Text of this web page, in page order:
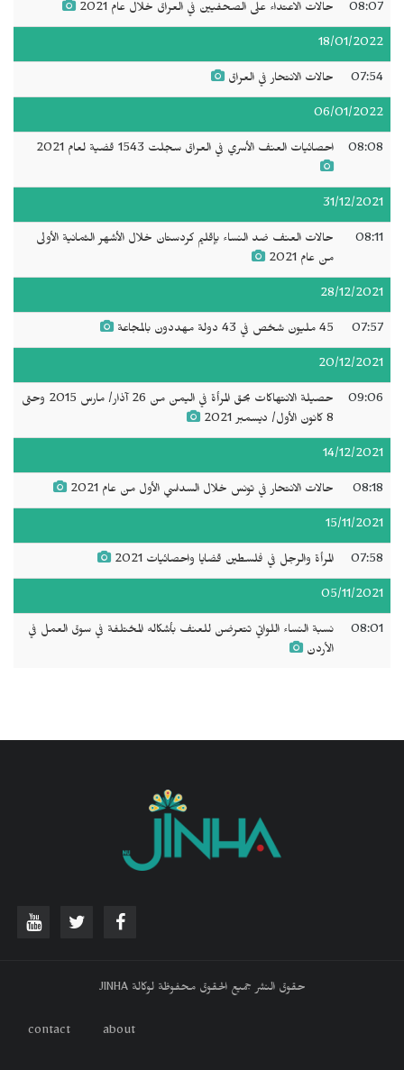
08:07 حالات الاعتداء على الصحفيين في العراق خلال عام 2021
18/01/2022
07:54 حالات الانتحار في العراق
06/01/2022
08:08 احصائيات العنف الأسري في العراق سجلت 1543 قضية لعام 2021
31/12/2021
08:11
حالات العنف ضد النساء بإقليم كردستان خلال الأشهر الثمانية الأولى
من عام 2021
28/12/2021
07:57 45 مليون شخص في 43 دولة مهددون بالمجاعة
20/12/2021
09:06
حصيلة الانتهاكات بحق المرأة في اليمن من 26 آذار/ مارس 2015 وحتى
8 كانون الأول/ ديسمبر 2021
14/12/2021
08:18 حالات الانتحار في تونس خلال السداسي الأول من عام 2021
15/11/2021
07:58 المرأة والرجل في فلسطين قضايا واحصائيات 2021
05/11/2021
08:01
نسبة النساء اللواتي تتعرضن للعنف بأشكاله المختلفة في سوق العمل في
الأردن
حقوق النشر جميع الحقوق محفوظة لوكالة JINHA
about
contact